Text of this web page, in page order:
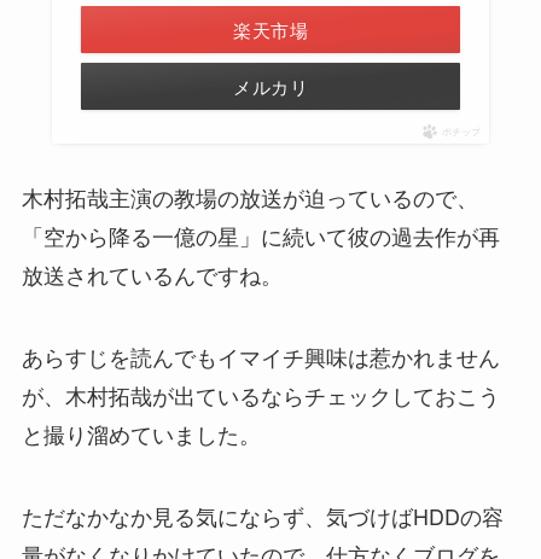
楽天市場
メルカリ
ポチップ
木村拓哉主演の教場の放送が迫っているので、
「空から降る一億の星」に続いて彼の過去作が再
放送されているんですね。
あらすじを読んでもイマイチ興味は惹かれません
が、木村拓哉が出ているならチェックしておこう
と撮り溜めていました。
ただなかなか見る気にならず、気づけばHDDの容